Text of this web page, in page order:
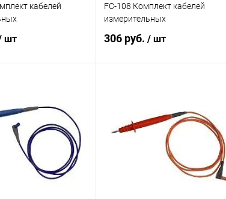
кабелей
шт
клик Сравнение
Под заказ
FC-108 Комплект кабелей
измерительных
306 руб. / шт
Купить в 1 клик Сравнение
Под заказ